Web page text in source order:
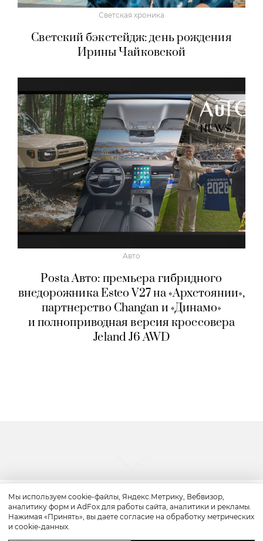
Светская хроника
Светский бэкстейдж: день рождения
Ирины Чайковской
Авто
Posta Авто: премьера гибридного
внедорожника Esteo V27 на «Архстоянии»,
партнерство Changan и «Динамо»
и полноприводная версия кроссовера
Jeland J6 AWD
Красота
Мы используем cookie-файлы, Яндекс.Метрику, Вебвизор,
аналитику форм и AdFox для работы сайта, аналитики и рекламы.
Нажимая «Принять», вы даете согласие на обработку метрических
и cookie-данных.